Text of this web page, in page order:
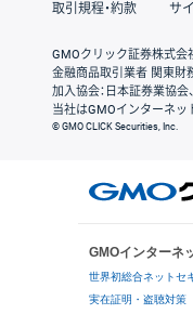
取引規程・約款 サ
GMOクリック証券株式会
金融商品取引業者 関東財
加入協会：日本証券業協
当社はGMOインターネッ
© GMO CLICK Securities, Inc.
GMOインターネ
世界初総合ネットセ
実在証明・盗聴対策